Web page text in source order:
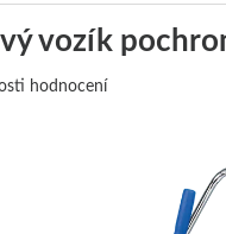
vozík
hodnocení